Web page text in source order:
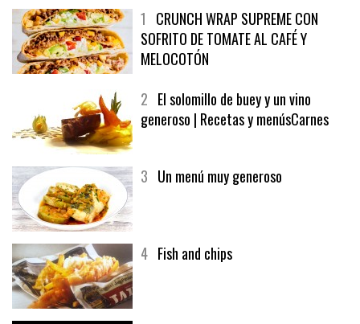
1CRUNCH WRAP SUPREME CON
SOFRITO DE TOMATE AL CAFÉ Y
MELOCOTÓN
2El solomillo de buey y un vino